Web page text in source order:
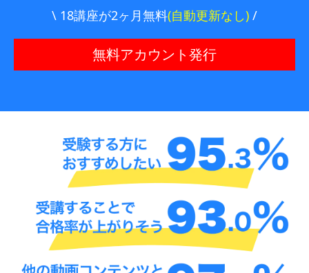
\ 18講座が2ヶ月無料(自動更新なし) /
無料アカウント発行